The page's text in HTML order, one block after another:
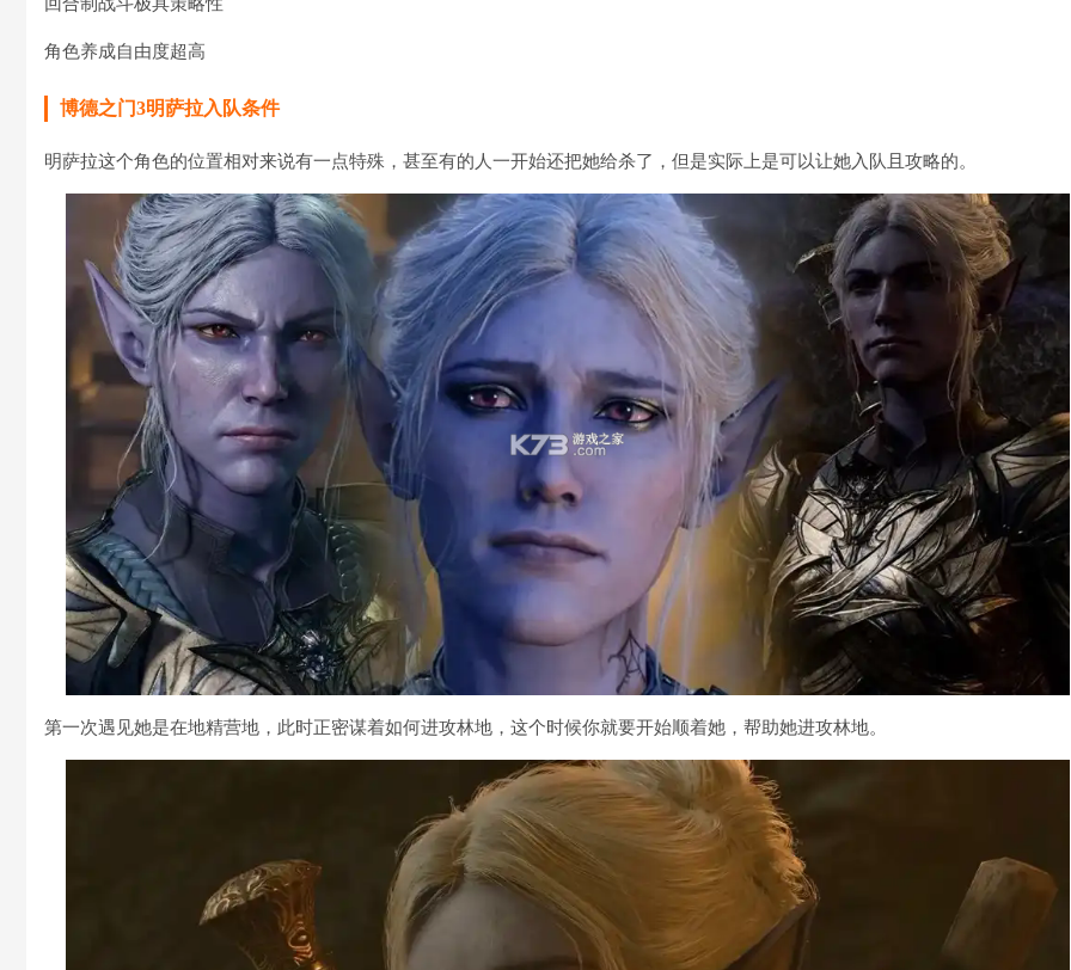
角色养成自由度超高
博德之门3明萨拉入队条件
明萨拉这个角色的位置相对来说有一点特殊，甚至有的人一开始还把她给杀了，但是实际上是可以让她入队且攻略的。
第一次遇见她是在地精营地，此时正密谋着如何进攻林地，这个时候你就要开始顺着她，帮助她进攻林地。